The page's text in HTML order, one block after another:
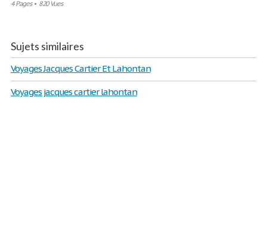
4 Pages• 820 Vues
Sujets similaires
Voyages Jacques Cartier Et Lahontan
Voyages jacques cartier lahontan